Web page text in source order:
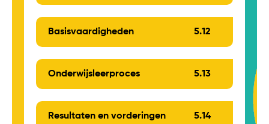
Basisvaardigheden 5.12
Onderwijsleerproces 5.13
Resultaten en vorderingen 5.14